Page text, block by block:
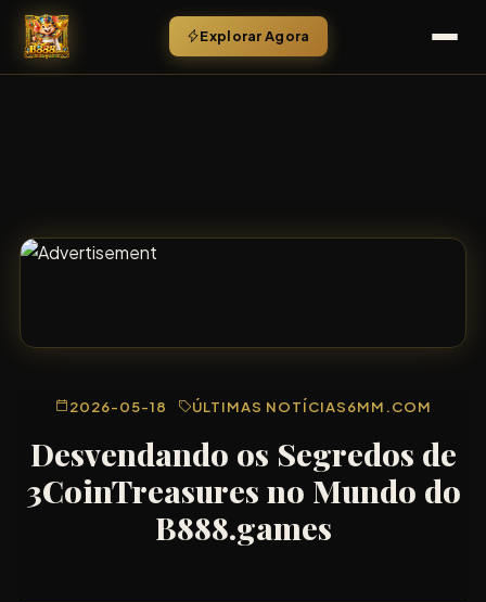
Explorar Agora
2026-05-18 ÚLTIMAS NOTÍCIAS6MM.COM
Desvendando os Segredos de
3CoinTreasures no Mundo do
B888.games